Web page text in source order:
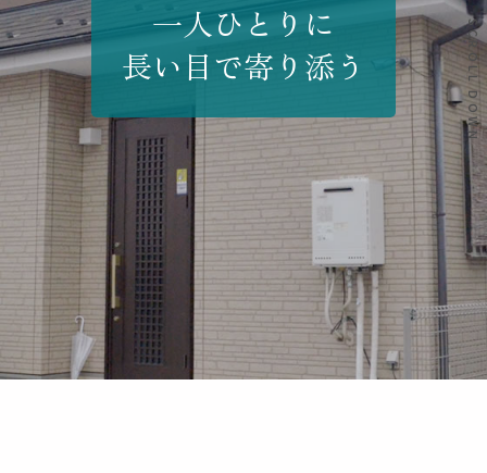
SCROLL DOWN
一人ひとりに
長い目で寄り添う